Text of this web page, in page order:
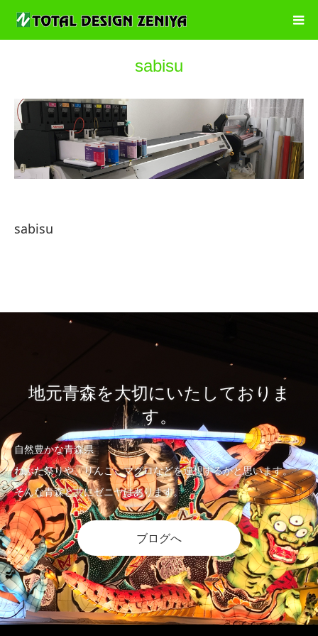
sabisu
sabisu
地元青森を大切にいたしておりま
す。
自然豊かな青森県
ねぶた祭りや、りんご、マグロなどを連想するかと思います。
そんな青森と共にゼニヤはあります。
ブログへ